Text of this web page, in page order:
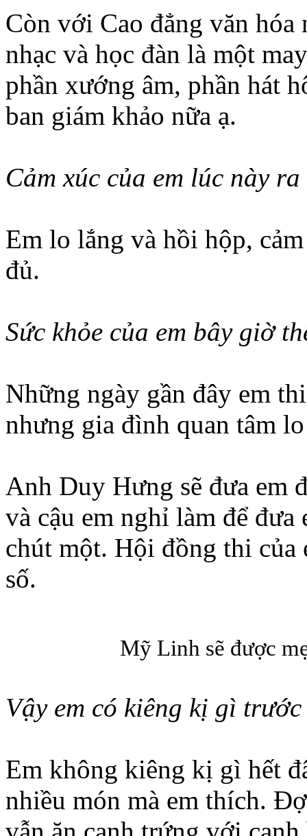
Còn với Cao đẳng văn
nhạc và học đàn là một
phần xướng âm, phần hát
ban giám khảo nữa ạ.
Cảm xúc của em lúc này ra
Em lo lắng và hồi hộp,
đủ.
Sức khỏe của em bây giờ
Những ngày gần đây em
nhưng gia đình quan tâm
Anh Duy Hưng sẽ đưa em
và cậu em nghỉ làm để
chút một. Hội đồng thi của
số.
Mỹ Linh sẽ được
Vậy em có kiêng kị gì
Em không kiêng kị gì hết
nhiều món mà em thích.